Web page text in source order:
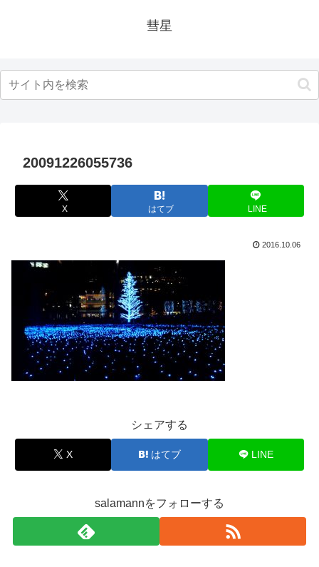
彗星
20091226055736
X はてブ LINE
2016.10.06
シェアする
X はてブ LINE
salamannをフォローする